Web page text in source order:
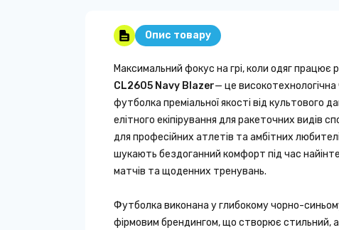
Опис товару
Максимальний фокус на грі, коли одяг працює
CL2605 Navy Blazer— це
футболка преміальної якості від культового
елітного екіпірування для ракеточних видів
для професійних атлетів та амбітних
шукають бездоганний комфорт під час
матчів та щоденних тренувань.
Футболка виконана у глибокому чорно-
фірмовим брендингом, що створює стильний,